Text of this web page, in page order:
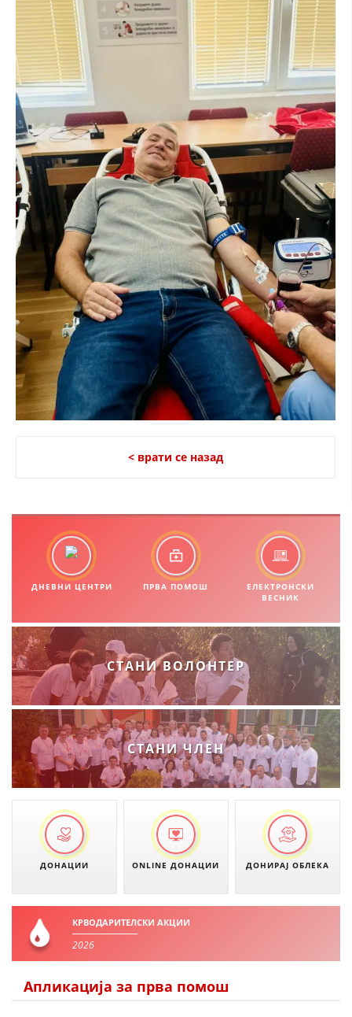
ПРИРАЧНИЦИ
СТРАТЕГИИ
ЕДУКАТИВНО ИНФОРМАТИВНИ МАТЕРИЈАЛИ
БРОШУРИ
ПОСТЕРИ
ПРЕЗЕНТАЦИИ
< врати се назад
ДНЕВНИ ЦЕНТРИ ПРВА ПОМОШ
ЕЛЕКТРОНСКИ
ВЕСНИК
СТАНИ ВОЛОНТЕР
СТАНИ ЧЛЕН
ДОНАЦИИ ONLINE ДОНАЦИИ ДОНИРАЈ ОБЛЕКА
КРВОДАРИТЕЛСКИ АКЦИИ
2026
Апликација за прва помош